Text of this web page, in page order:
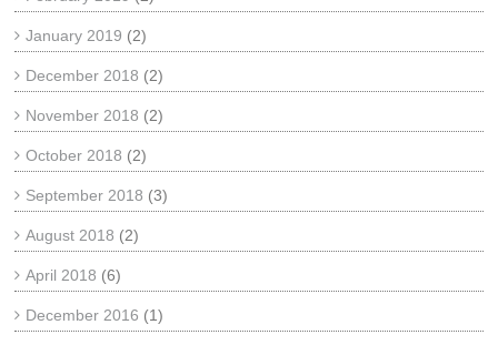
January 2019 (2)
December 2018 (2)
November 2018 (2)
October 2018 (2)
September 2018 (3)
August 2018 (2)
April 2018 (6)
December 2016 (1)